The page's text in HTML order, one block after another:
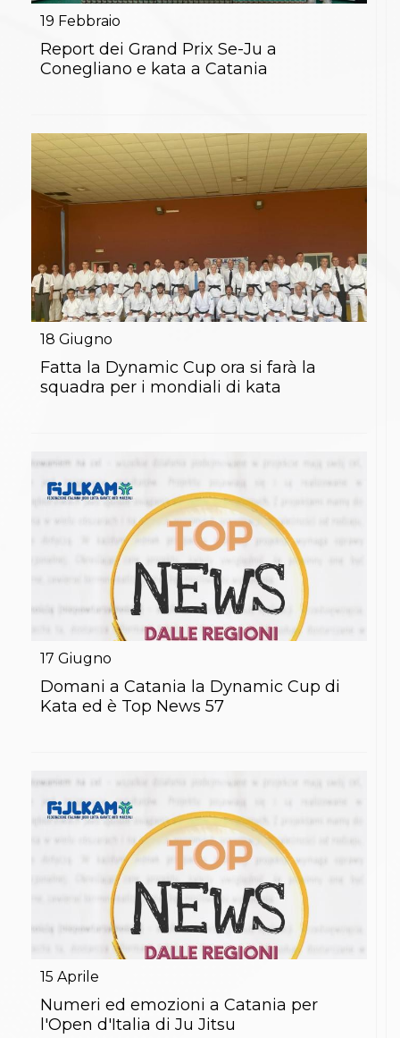
19 Febbraio
Report dei Grand Prix Se-Ju a
Conegliano e kata a Catania
18 Giugno
Fatta la Dynamic Cup ora si farà la
squadra per i mondiali di kata
17 Giugno
Domani a Catania la Dynamic Cup di
Kata ed è Top News 57
15 Aprile
Numeri ed emozioni a Catania per
l'Open d'Italia di Ju Jitsu